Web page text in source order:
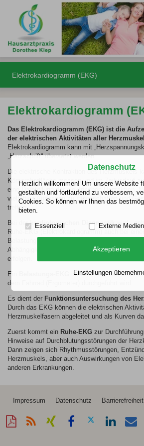
Elektrokardiogramm (EKG)
Elektrokardiogramm
Das Elektrokardiogramm (EKG) ist die
der elektrischen Aktivitäten aller
Elektrokardiogramm kann mit
„Herzschrift“ übersetzt werden.
Die elektrische Kontraktion des Herzmuskels
Körperoberfläche messen und im Zeitverlauf
eine Darstellung der elektrischen Herzaktion.
vielfältige Aussagen zu Eigenschaften und
treffen.
Bei derkardiologischen Diagnostikwird -
Ruhe-EKG (Elektrokardiogramm) auch bei
Belastungs-EKG oder ein Stress-
Abhängigkeit vom Krankheitsbild müssen
erfolgen.
Ein
ist ein EKG, das unter
dem Fahrrad (Ergometer) durchgeführt wird.
Es dient der Funktionsuntersuchung des
Durch das EKG können die elektrischen
Herzmuskelfasern abgeleitet und als Kurven
Zuerst kommt ein Ruhe-EKG zur
Hinweise auf Durchblutungsstörungen der
Dann zeigen sich Rhythmusstörungen,
Herzmuskels, aber auch Auswirkungen von
anderen Erkrankungen.
Impressum Datenschutz Barrierefreiheit
Diese
Seite
RSS-
Feed
Auf
Xing
Auf
Facebook
Auf
Twitter
Auf
LinkedIn
Datenschutz
Herzlich willkommen! Um unsere Website
gestalten und fortlaufend zu verbessern,
Cookies. So können wir Ihnen das
bieten.
Essenziell Externe Medien
Akzeptieren
Einstellungen